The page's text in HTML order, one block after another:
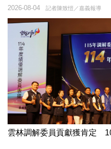
記者陳致愷／嘉義報導
2026-08-04
雲林調解委員貢獻獲肯定